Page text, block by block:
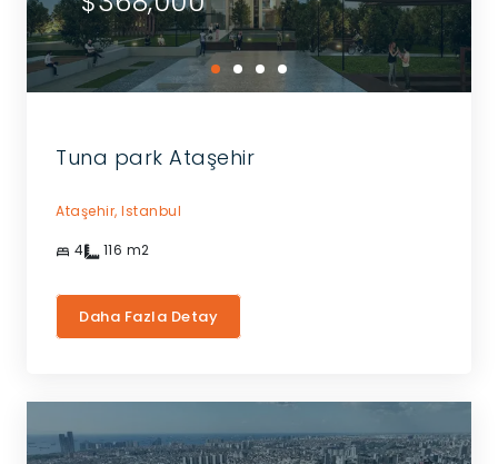
Tuna park Ataşehir
Ataşehir, Istanbul
4 116 m2
Daha Fazla Detay